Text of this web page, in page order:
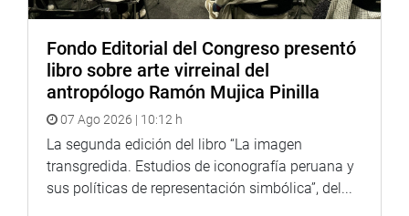
Fondo Editorial del Congreso presentó
libro sobre arte virreinal del
antropólogo Ramón Mujica Pinilla
07 Ago 2026 | 10:12 h
La segunda edición del libro “La imagen
transgredida. Estudios de iconografía peruana y
sus políticas de representación simbólica”, del...